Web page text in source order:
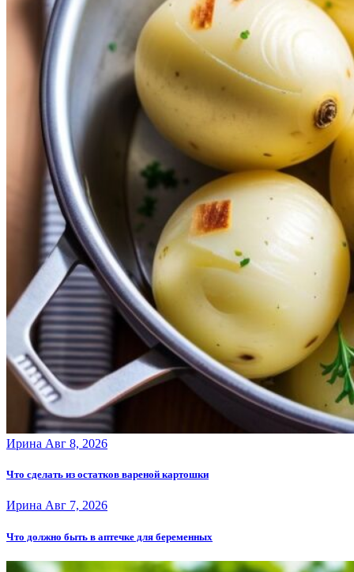
Ирина Авг 8, 2026
Что сделать из остатков вареной картошки
Ирина Авг 7, 2026
Что должно быть в аптечке для беременных